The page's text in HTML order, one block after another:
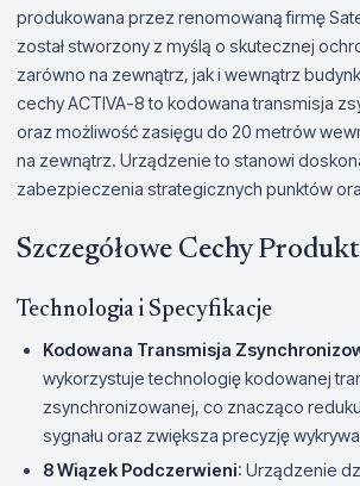
produkowana przez renomowaną firmę
został stworzony z myślą o skutecznej
zarówno na zewnątrz, jak i wewnątrz
cechy ACTIVA-8 to kodowana transmisja
oraz możliwość zasięgu do 20 metrów
na zewnątrz. Urządzenie to stanowi
zabezpieczenia strategicznych punktów
Szczegółowe Cechy
Technologia i Specyfikacje
Kodowana Transmisja
wykorzystuje technologię kodowanej
zsynchronizowanej, co znacząco
sygnału oraz zwiększa precyzję
8 Wiązek Podczerwieni: Urządzenie